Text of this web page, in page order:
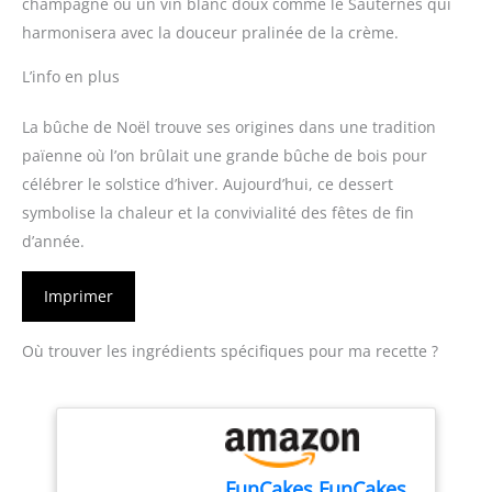
harmonisera avec la douceur pralinée de la crème.
L’info en plus
La bûche de Noël trouve ses origines dans une tradition
païenne où l’on brûlait une grande bûche de bois pour
célébrer le solstice d’hiver. Aujourd’hui, ce dessert
symbolise la chaleur et la convivialité des fêtes de fin
d’année.
Imprimer
Où trouver les ingrédients spécifiques pour ma recette ?